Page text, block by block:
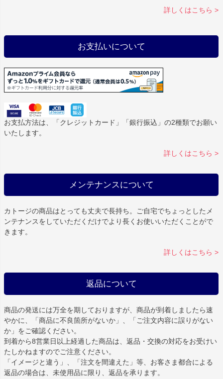
詳しくはこちら >
お支払いについて
お支払方法は、「クレジットカード」「銀行振込」の2種類でお願い
いたします。
詳しくはこちら >
メンテナンスについて
カトージの商品はとっても丈夫で長持ち。ご自宅でちょっとしたメ
ンテナンスをしていただくだけでより長くお使いいただくことがで
きます。
詳しくはこちら >
返品について
商品の発送には万全を期しておりますが、商品が到着しましたら速
やかに、「商品に不良箇所がないか」、「ご注文内容に誤りがない
か」をご確認ください。
到着から8営業日以上経過した商品は、返品・交換の対応をお受けい
たしかねますのでご注意ください。
「イメージと違う」、「注文を間違えた」等、お客さま都合による
返品の場合は、未使用品に限り、返品を承ります。